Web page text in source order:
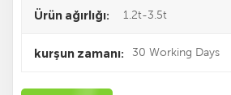
Ürün ağırlığı: 1.2t-3.5t
kurşun zamanı: 30 Working Days